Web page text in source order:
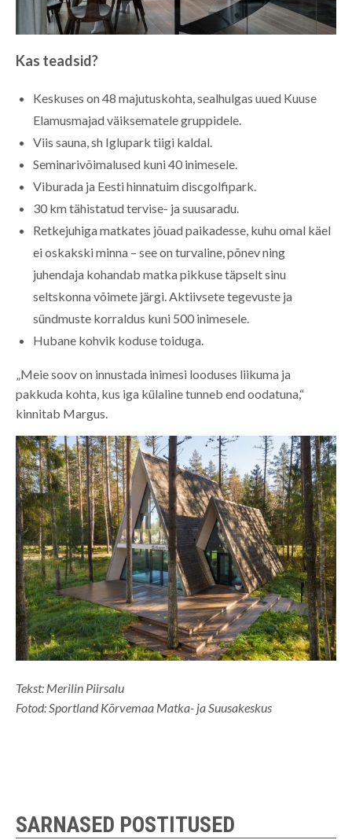
Kas teadsid?
Keskuses on 48 majutuskohta, sealhulgas uued Kuuse
Elamusmajad väiksematele gruppidele.
Viis sauna, sh Iglupark tiigi kaldal.
Seminarivõimalused kuni 40 inimesele.
Viburada ja Eesti hinnatuim discgolfipark.
30 km tähistatud tervise- ja suusaradu.
Retkejuhiga matkates jõuad paikadesse, kuhu omal käel
ei oskakski minna – see on turvaline, põnev ning
juhendaja kohandab matka pikkuse täpselt sinu
seltskonna võimete järgi. Aktiivsete tegevuste ja
sündmuste korraldus kuni 500 inimesele.
Hubane kohvik koduse toiduga.
„Meie soov on innustada inimesi looduses liikuma ja
pakkuda kohta, kus iga külaline tunneb end oodatuna,“
kinnitab Margus.
Tekst: Merilin Piirsalu
Fotod: Sportland Kõrvemaa Matka- ja Suusakeskus
SARNASED POSTITUSED